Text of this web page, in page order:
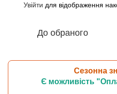
Увійти для відображення
До обраного
Сезонна
Є можливість